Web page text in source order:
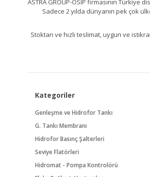
ASTRA GROUP-OSIP firmasının Türkiye
Sadece 2 yılda dünyanın pek çok
Stoktan ve hızlı teslimat, uygun ve
Kategoriler
Genleşme ve Hidrofor Tankı
G. Tankı Membranı
Hidrofor Basınç Şalterleri
Seviye Flatörleri
Hidromat - Pompa Kontrolörü